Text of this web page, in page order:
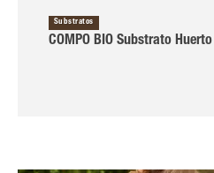
Substratos
COMPO BIO Substrato